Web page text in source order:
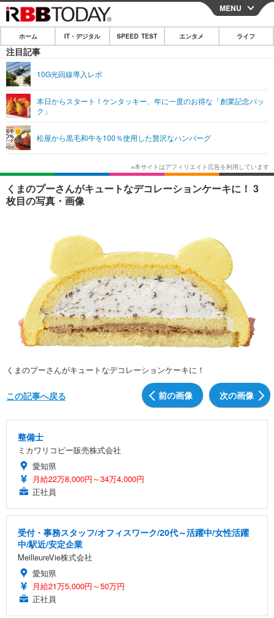
CLOSE
ホーム
IT・デジタル
ショッピング その他
SPEED TEST
エンタメ
エンタメTOP 映画・ドラマ
韓国・芸能
音楽 スポーツ
ショッピング その他
ライフ
ライフTOP グルメ
ペット ショッピング
リリース一覧
プッシュ通知の停止方法
MENU
ホーム IT・デジタル SPEED TEST エンタメ ライフ
注目記事
10G光回線導入レポ
本日からスタート！ケンタッキー、年に一度のお得な「創業記念パッ
ク」
松屋から黒毛和牛を100％使用した贅沢なハンバーグ
くまのプーさんがキュートなデコレーションケーキに！ 3
枚目の写真・画像
くまのプーさんがキュートなデコレーションケーキに！
前の画像 次の画像
この記事へ戻る
整備士
ミカワリコピー販売株式会社
愛知県
月給22万8,000円～34万4,000円
正社員
受付・事務スタッフ/オフィスワーク/20代～活躍中/女性活躍
中/駅近/安定企業
MeilleureVie株式会社
愛知県
月給21万5,000円～50万円
正社員